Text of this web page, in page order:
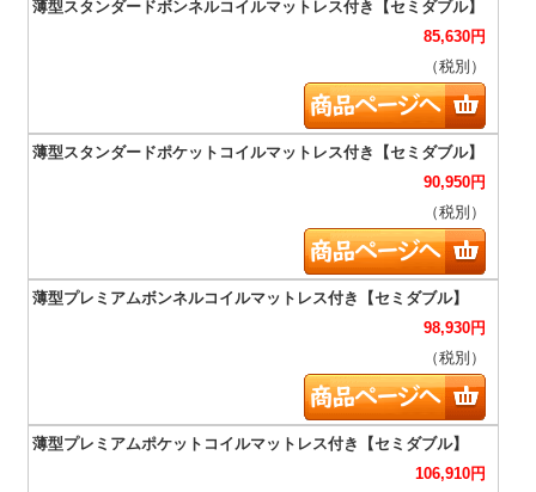
85,630円
（税別）
90,950円
（税別）
98,930円
（税別）
106,910円